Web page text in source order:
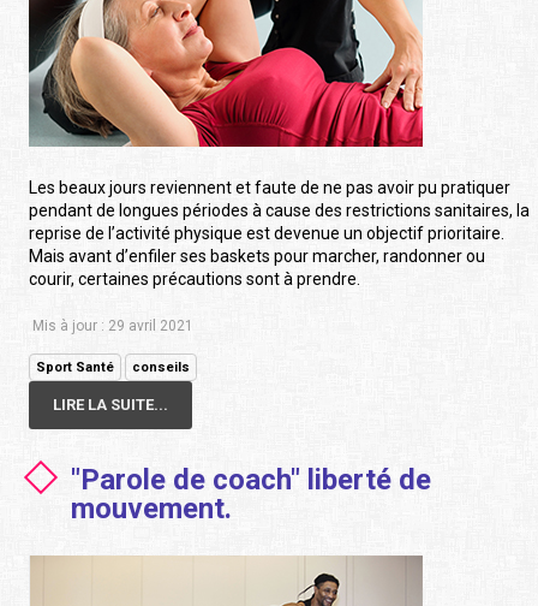
Les beaux jours reviennent et faute de ne pas avoir pu pratiquer
pendant de longues périodes à cause des restrictions sanitaires, la
reprise de l’activité physique est devenue un objectif prioritaire.
Mais avant d’enfiler ses baskets pour marcher, randonner ou
courir, certaines précautions sont à prendre.
Mis à jour : 29 avril 2021
Sport Santé conseils
LIRE LA SUITE...
"Parole de coach" liberté de
mouvement.